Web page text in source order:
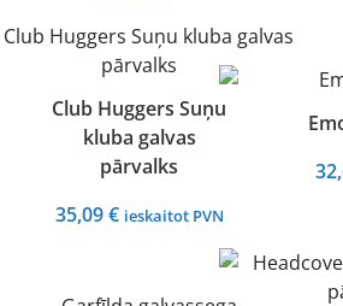
Club Huggers Suņu
kluba galvas
pārvalks
35,09€ ieskaitot PVN